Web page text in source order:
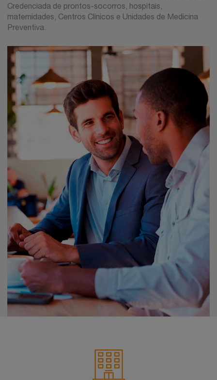
Credenciada de prontos-socorros, hospitais,
maternidades, Centros Clínicos e Unidades de Medicina
Preventiva.